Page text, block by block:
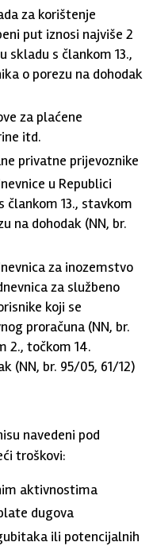
za korištenje
put iznosi najviše 2
skladu s člankom 13.,
o porezu na dohodak
za plaćene
itd.
privatne prijevoznike
u Republici
člankom 13., stavkom
na dohodak (NN, br.
za inozemstvo
za službeno
koji se
proračuna (NN, br.
2., točkom 14.
(NN, br. 95/05, 61/12)
navedeni pod
troškovi:
aktivnostima
dugova
ili potencijalnih